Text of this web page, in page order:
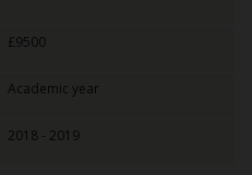
£9500
Academic year
2018 - 2019